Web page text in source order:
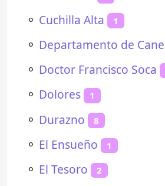
⚬ Cuchilla Alta 1
⚬ Departamento de
⚬ Doctor Francisco Soca
⚬ Dolores 1
⚬ Durazno 8
⚬ El Ensueño 1
⚬ El Tesoro 2